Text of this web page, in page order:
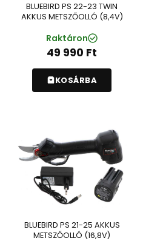
BLUEBIRD PS 22-23 TWIN
AKKUS METSZŐOLLÓ (8,4V)
Raktáron
49 990 Ft
KOSÁRBA
BLUEBIRD PS 21-25 AKKUS
METSZŐOLLÓ (16,8V)